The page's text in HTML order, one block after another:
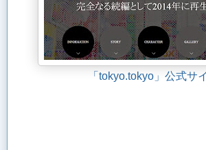
「tokyo.tokyo」公式サ